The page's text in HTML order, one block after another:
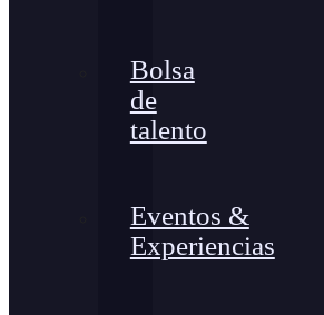
Bolsa
de
talento
Eventos &
Experiencias